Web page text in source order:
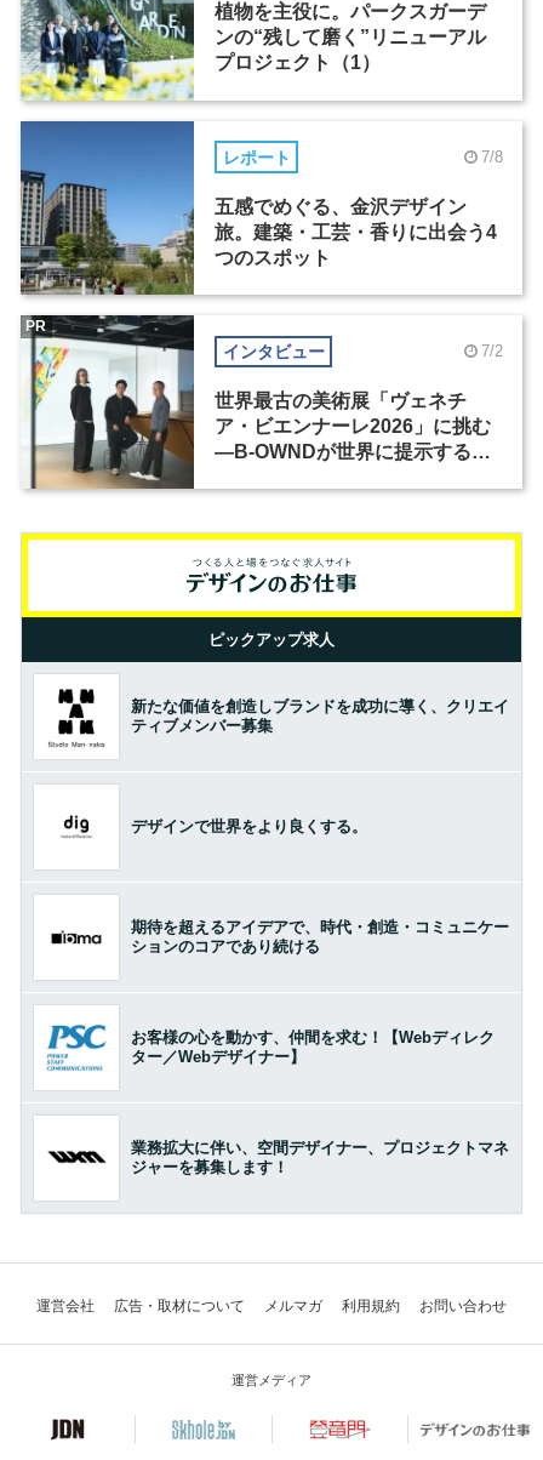
植物を主役に。パークスガーデ
ンの“残して磨く”リニューアル
プロジェクト（1）
レポート 7/8
五感でめぐる、金沢デザイン
旅。建築・工芸・香りに出会う4
つのスポット
インタビュー 7/2
世界最古の美術展「ヴェネチ
ア・ビエンナーレ2026」に挑む
―B-OWNDが世界に提示する美
PR
ピックアップ求人
新たな価値を創造しブランドを成功に導く、クリエイ
ティブメンバー募集
デザインで世界をより良くする。
期待を超えるアイデアで、時代・創造・コミュニケー
ションのコアであり続ける
お客様の心を動かす、仲間を求む！【Webディレク
ター／Webデザイナー】
業務拡大に伴い、空間デザイナー、プロジェクトマネ
ジャーを募集します！
運営会社 広告・取材について メルマガ 利用規約 お問い合わせ
運営メディア